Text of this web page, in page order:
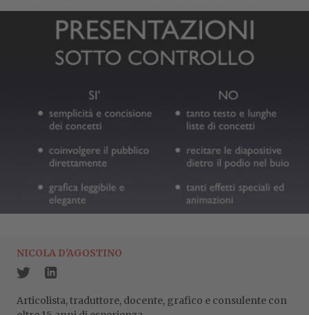
NICOLA D'AGOSTINO
Articolista, traduttore, docente, grafico e consulente con